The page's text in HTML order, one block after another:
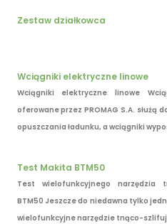
Zestaw działkowca
Wciągniki elektryczne linowe
Wciągniki elektryczne linowe
oferowane przez PROMAG S.A. służą
opuszczania ładunku, a wciągniki
Test Makita BTM50
Test wielofunkcyjnego narzędzia
BTM50 Jeszcze do niedawna tylko
wielofunkcyjne narzędzie tnąco-